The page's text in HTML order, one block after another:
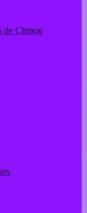
de Chinou